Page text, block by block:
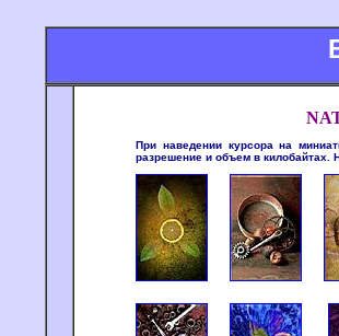
При наведении курсора на
разрешение и объем в килобайтах.